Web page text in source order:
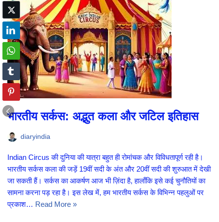
भारतीय सर्कस: अद्भुत कला और जटिल इतिहास
diaryindia
Indian Circus की दुनिया की यात्रा बहुत ही रोमांचक और विविधतापूर्ण रही है।
भारतीय सर्कस कला की जड़ें 19वीं सदी के अंत और 20वीं सदी की शुरुआत में देखी
जा सकती हैं। सर्कस का आकर्षण आज भी ज़िंदा है, हालाँकि इसे कई चुनौतियों का
सामना करना पड़ रहा है। इस लेख में, हम भारतीय सर्कस के विभिन्न पहलुओं पर
प्रकाश… Read More »